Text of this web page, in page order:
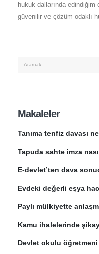
hukuk dallarında
güvenilir ve çözüm odaklı
Makaleler
Tanıma tenfiz davası
Tapuda sahte imza
E-devlet’ten dava
Evdeki değerli eşya
Paylı mülkiyette
Kamu ihalelerinde
Devlet okulu